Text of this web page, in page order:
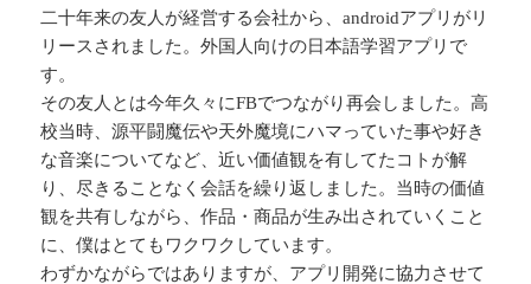
二十年来の友人が経営する会社から、androidアプリがリ
リースされました。外国人向けの日本語学習アプリで
す。
その友人とは今年久々にFBでつながり再会しました。高
校当時、源平闘魔伝や天外魔境にハマっていた事や好き
な音楽についてなど、近い価値観を有してたコトが解
り、尽きることなく会話を繰り返しました。当時の価値
観を共有しながら、作品・商品が生み出されていくこと
に、僕はとてもワクワクしています。
わずかながらではありますが、アプリ開発に協力させて